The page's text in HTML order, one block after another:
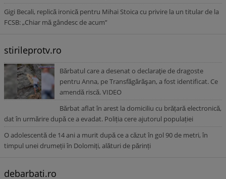
Gigi Becali, replică ironică pentru Mihai Stoica cu privire la un titular de la
FCSB: „Chiar mă gândesc de acum”
stirileprotv.ro
Bărbatul care a desenat o declaraţie de dragoste
pentru Anna, pe Transfăgărăşan, a fost identificat. Ce
amendă riscă. VIDEO
Bărbat aflat în arest la domiciliu cu brățară electronică,
dat în urmărire după ce a evadat. Poliția cere ajutorul populației
O adolescentă de 14 ani a murit după ce a căzut în gol 90 de metri, în
timpul unei drumeții în Dolomiți, alături de părinți
debarbati.ro